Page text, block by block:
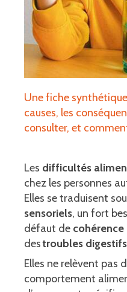
Une fiche
causes, les
consulter, et
Les difficultés
chez les personnes
Elles se traduisent
sensoriels, un fort
défaut de
destroubles digestifs
Elles ne relèvent pas
comportement